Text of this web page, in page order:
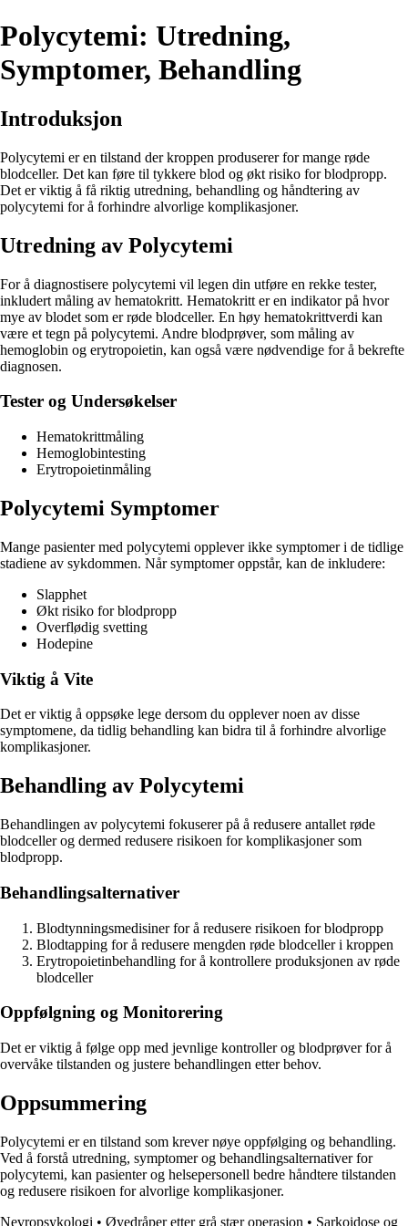
Polycytemi: Utredning,
Symptomer, Behandling
Introduksjon
Polycytemi er en tilstand der kroppen produserer for mange røde
blodceller. Det kan føre til tykkere blod og økt risiko for blodpropp.
Det er viktig å få riktig utredning, behandling og håndtering av
polycytemi for å forhindre alvorlige komplikasjoner.
Utredning av Polycytemi
For å diagnostisere polycytemi vil legen din utføre en rekke tester,
inkludert måling av hematokritt. Hematokritt er en indikator på hvor
mye av blodet som er røde blodceller. En høy hematokrittverdi kan
være et tegn på polycytemi. Andre blodprøver, som måling av
hemoglobin og erytropoietin, kan også være nødvendige for å bekrefte
diagnosen.
Tester og Undersøkelser
Hematokrittmåling
Hemoglobintesting
Erytropoietinmåling
Polycytemi Symptomer
Mange pasienter med polycytemi opplever ikke symptomer i de tidlige
stadiene av sykdommen. Når symptomer oppstår, kan de inkludere:
Slapphet
Økt risiko for blodpropp
Overflødig svetting
Hodepine
Viktig å Vite
Det er viktig å oppsøke lege dersom du opplever noen av disse
symptomene, da tidlig behandling kan bidra til å forhindre alvorlige
komplikasjoner.
Behandling av Polycytemi
Behandlingen av polycytemi fokuserer på å redusere antallet røde
blodceller og dermed redusere risikoen for komplikasjoner som
blodpropp.
Behandlingsalternativer
Blodtynningsmedisiner for å redusere risikoen for blodpropp
Blodtapping for å redusere mengden røde blodceller i kroppen
Erytropoietinbehandling for å kontrollere produksjonen av røde
blodceller
Oppfølgning og Monitorering
Det er viktig å følge opp med jevnlige kontroller og blodprøver for å
overvåke tilstanden og justere behandlingen etter behov.
Oppsummering
Polycytemi er en tilstand som krever nøye oppfølging og behandling.
Ved å forstå utredning, symptomer og behandlingsalternativer for
polycytemi, kan pasienter og helsepersonell bedre håndtere tilstanden
og redusere risikoen for alvorlige komplikasjoner.
Nevropsykologi • Øyedråper etter grå stær operasjon • Sarkoidose og